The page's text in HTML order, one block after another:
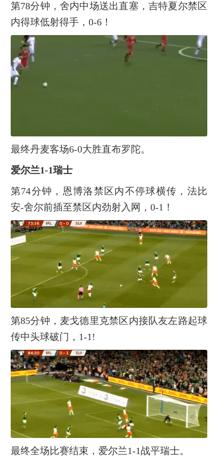
第78分钟，舍内中场送出直塞，吉特夏尔禁区
内得球低射得手，0-6！
最终丹麦客场6-0大胜直布罗陀。
爱尔兰1-1瑞士
第74分钟，恩博洛禁区内不停球横传，法比
安-舍尔前插至禁区内劲射入网，0-1！
第85分钟，麦戈德里克禁区内接队友左路起球
传中头球破门，1-1!
最终全场比赛结束，爱尔兰1-1战平瑞士。